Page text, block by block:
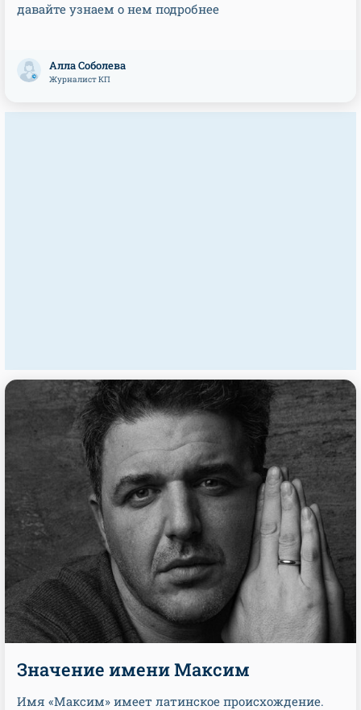
давайте узнаем о нем подробнее
Алла Соболева
Журналист КП
Значение имени Максим
Имя «Максим» имеет латинское происхождение.